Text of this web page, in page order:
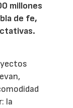
millones
de fe,
la